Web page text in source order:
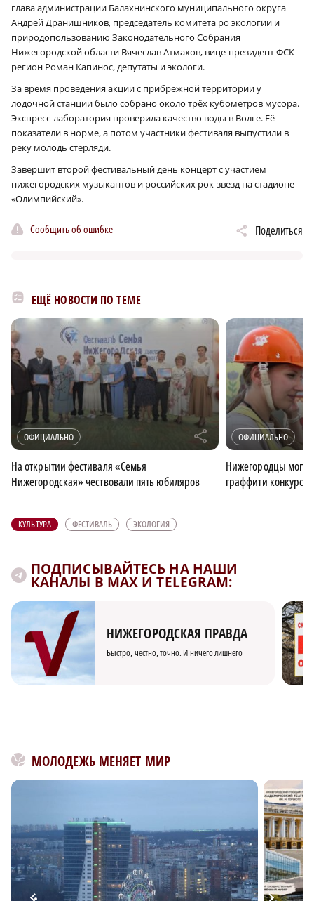
глава администрации Балахнинского муниципального округа
Андрей Дранишников, председатель комитета ро экологии и
природопользованию Законодательного Собрания
Нижегородской области Вячеслав Атмахов, вице-президент ФСК-
регион Роман Капинос, депутаты и экологи.
За время проведения акции с прибрежной территории у
лодочной станции было собрано около трёх кубометров мусора.
Экспресс-лаборатория проверила качество воды в Волге. Её
показатели в норме, а потом участники фестиваля выпустили в
реку молодь стерляди.
Завершит второй фестивальный день концерт с участием
нижегородских музыкантов и российских рок-звезд на стадионе
«Олимпийский».
Сообщить об ошибке Поделиться
ЕЩЁ НОВОСТИ ПО ТЕМЕ
ОФИЦИАЛЬНО r
На открытии фестиваля «Семья
Нижегородская» чествовали пять юбиляров
ОФИЦИАЛЬНО
Нижегородцы могут
граффити
КУЛЬТУРА ФЕСТИВАЛЬ ЭКОЛОГИЯ
ПОДПИСЫВАЙТЕСЬ НА НАШИ
КАНАЛЫ В MAX И TELEGRAM:
НИЖЕГОРОДСКАЯ ПРАВДА
Быстро, честно, точно. И ничего лишнего
МОЛОДЕЖЬ МЕНЯЕТ МИР